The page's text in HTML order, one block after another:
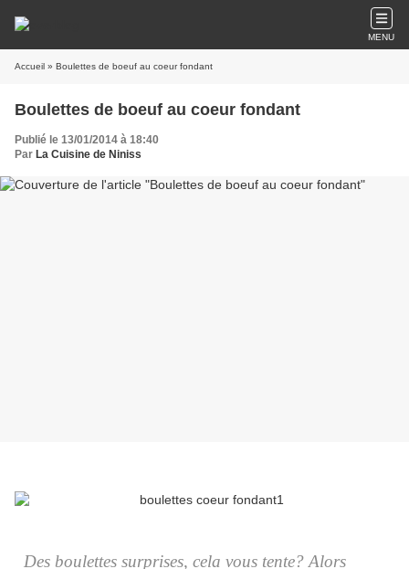
MENU
Accueil » Boulettes de boeuf au coeur fondant
Boulettes de boeuf au coeur fondant
Publié le 13/01/2014 à 18:40
Par La Cuisine de Niniss
Des boulettes surprises, cela vous tente? Alors